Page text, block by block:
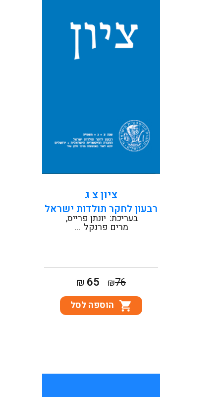
חזקיהו למלוכה לאור הממצא
האפיגרפי 267 אפרים (אפי)
שהם־שטיינר: אירועי שנת
פדות לקריאה...
ציון צ ג
רבעון לחקר תולדות ישראל
בעריכת: יונתן פרייס
מרים פרנקל...
₪76
המחיר
המקורי
היה:
₪65
המחיר
הנוכחי
הוא:
הוספה לסל